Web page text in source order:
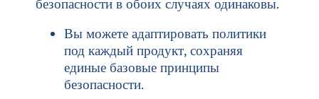
Вы можете адаптировать политики
под каждый продукт, сохраняя
единые базовые принципы
безопасности.